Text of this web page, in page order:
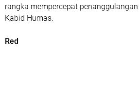
rangka mempercepat
Kabid Humas.
Red